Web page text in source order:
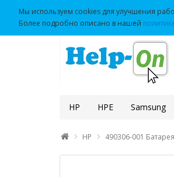
HP HPE Samsung
HP 490306-001
Мы используем cookies для улучшения
Более подробно описано в нашей